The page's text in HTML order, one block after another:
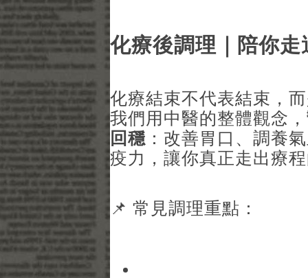
化療後調理｜陪你
化療結束不代表結束，
我們用中醫的整體觀念，
回穩 ：改善胃口、調養
疫力，讓你真正走出療
📌 常見調理重點：